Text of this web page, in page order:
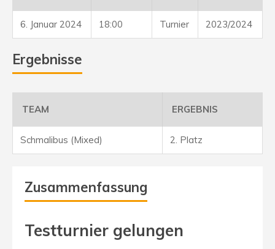
6. Januar 2024 18:00 Turnier 2023/2024
Ergebnisse
TEAM ERGEBNIS
Schmalibus (Mixed) 2. Platz
Zusammenfassung
Testturnier gelungen